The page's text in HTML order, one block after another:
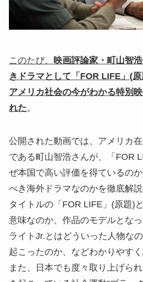
このたび、
映画評論家・町山智
きドラマとして「FOR LIFE」(
アメリカ社会の今がわかる特別
れた。
公開された動画では、アメリカ
である町山智浩さんが、「FOR
ぜ本国で高い評価を得ているの
べき海外ドラマなのかを徹底解説
タイトルの「FOR LIFE」(原題)
意味なのか、作品のモデルとな
ライトJr.とはどういった人物な
起こったのか、などわかりやすく
また、日本でも度々取り上げら